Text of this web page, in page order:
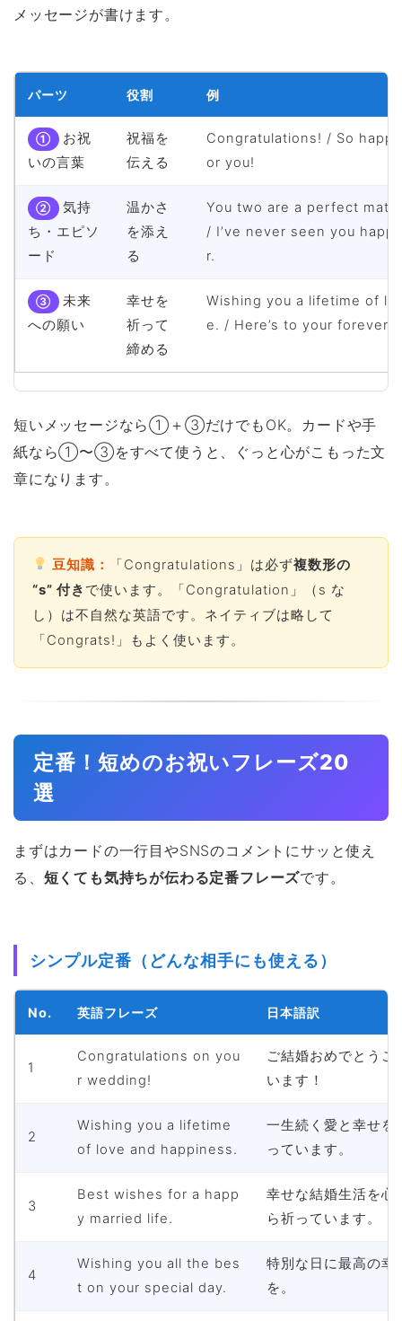
メッセージが書けます。
パーツ 役割 例
①
お祝
いの言葉
祝福を
伝える
Congratulations! / So
or you!
②
気持
ち・エピソ
ード
温かさ
を添え
る
You two are a perfect
/ I’ve never seen you
r.
③
未来
への願い
幸せを
祈って
締める
Wishing you a lifetime of
e. / Here’s to your forever.
短いメッセージなら①＋③だけでもOK。カードや手
紙なら①〜③をすべて使うと、ぐっと心がこもった文
章になります。
豆知識： 「Congratulations」は必ず複数形の
“s” 付き で使います。「Congratulation」（s な
し）は不自然な英語です。ネイティブは略して
「Congrats!」もよく使います。
定番！短めのお祝いフレーズ20
選
まずはカードの一行目やSNSのコメントにサッと使え
る、 短くても気持ちが伝わる定番フレーズです。
シンプル定番（どんな相手にも使える）
No. 英語フレーズ 日本語訳
1
Congratulations on you
r wedding!
ご結婚おめでとうご
います！
2
Wishing you a lifetime
of love and happiness.
一生続く愛と幸せを
っています。
3
Best wishes for a happ
y married life.
幸せな結婚生活を心
ら祈っています。
4
Wishing you all the bes
t on your special day.
特別な日に最高の幸
を。